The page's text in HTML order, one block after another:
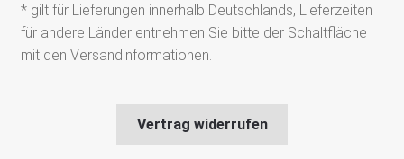
* gilt für Lieferungen innerhalb Deutschlands, Lieferzeiten
für andere Länder entnehmen Sie bitte der Schaltfläche
mit den Versandinformationen.
Vertrag widerrufen